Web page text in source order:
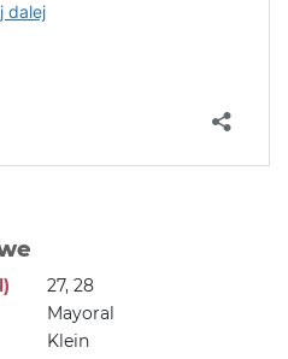
27, 28
Mayoral
Klein